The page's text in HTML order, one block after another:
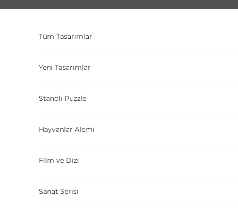
Tüm Tasarımlar
Yeni Tasarımlar
Standlı Puzzle
Hayvanlar Alemi
Film ve Dizi
Sanat Serisi